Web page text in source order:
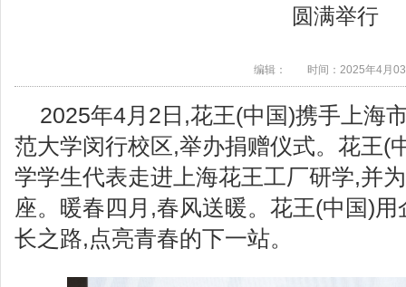
圆满举行
编辑： 时间：2025年4月
2025年4月2日,花王(中国)携手上海
范大学闵行校区,举办捐赠仪式。花王(
学学生代表走进上海花王工厂研学,并
座。暖春四月,春风送暖。花王(中国)
长之路,点亮青春的下一站。